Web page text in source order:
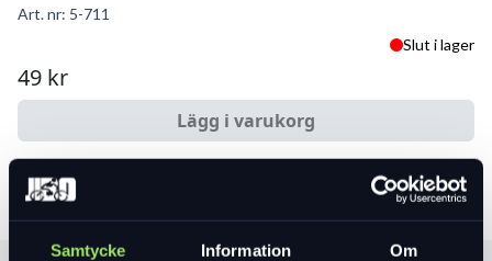
Samtycke Information Om
Art. nr: 5-711
Slut i lager
49 kr
Lägg i varukorg